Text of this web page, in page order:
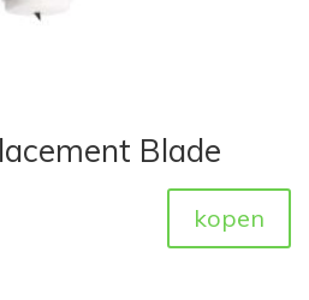
Blade
kopen